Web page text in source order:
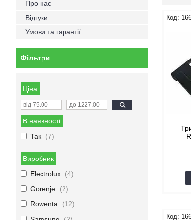
Про нас
Відгуки
Умови та гарантії
Фільтри
Ціна
В наявності
Так
7
Виробник
Electrolux
4
Gorenje
2
Rowenta
12